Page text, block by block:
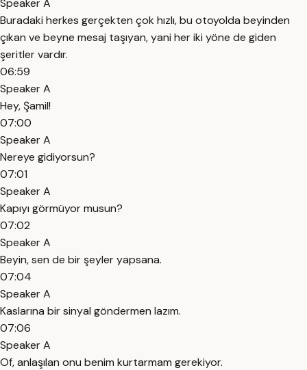
Speaker A
Buradaki herkes gerçekten çok hızlı, bu otoyolda beyinden
çıkan ve beyne mesaj taşıyan, yani her iki yöne de giden
şeritler vardır.
06:59
Speaker A
Hey, Şamil!
07:00
Speaker A
Nereye gidiyorsun?
07:01
Speaker A
Kapıyı görmüyor musun?
07:02
Speaker A
Beyin, sen de bir şeyler yapsana.
07:04
Speaker A
Kaslarına bir sinyal göndermen lazım.
07:06
Speaker A
Of, anlaşılan onu benim kurtarmam gerekiyor.